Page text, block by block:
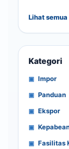
Lihat
Kategori
Impor
Panduan
Ekspor
Fasilitas